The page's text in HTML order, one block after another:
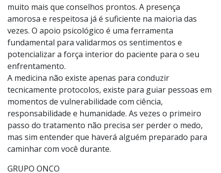
A rede de apoio tem sua importância neste processo. O
apoio emocional genuíno vem do ouvir, do respeitar e
do dividir, sem invadir. Gestos práticos de cuidado falam
muito mais que conselhos prontos. A presença
amorosa e respeitosa já é suficiente na maioria das
vezes. O apoio psicológico é uma ferramenta
fundamental para validarmos os sentimentos e
potencializar a força interior do paciente para o seu
enfrentamento.
A medicina não existe apenas para conduzir
tecnicamente protocolos, existe para guiar pessoas em
momentos de vulnerabilidade com ciência,
responsabilidade e humanidade. As vezes o primeiro
passo do tratamento não precisa ser perder o medo,